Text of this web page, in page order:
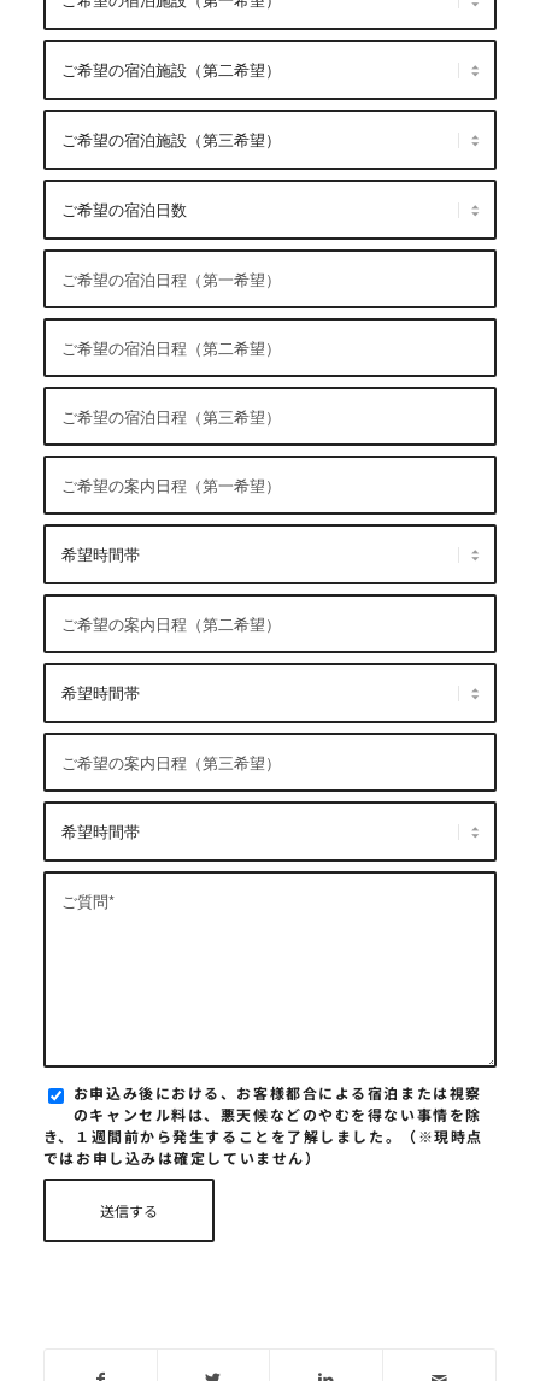
お申込み後における、お客様都合による宿泊または視察
のキャンセル料は、悪天候などのやむを得ない事情を除
き、１週間前から発生することを了解しました。（※現時点
ではお申し込みは確定していません）